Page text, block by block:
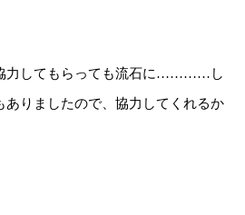
力してもらっても流石に…………し
ありましたので、協力してくれるか